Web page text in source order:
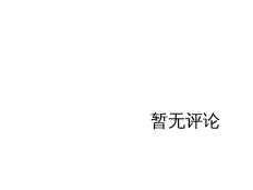
暂无评论